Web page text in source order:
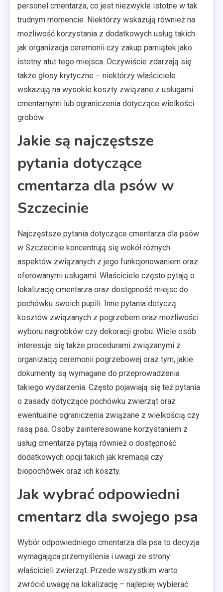
personel cmentarza, co jest niezwykle istotne w tak
trudnym momencie. Niektórzy wskazują również na
możliwość korzystania z dodatkowych usług takich
jak organizacja ceremonii czy zakup pamiątek jako
istotny atut tego miejsca. Oczywiście zdarzają się
także głosy krytyczne – niektórzy właściciele
wskazują na wysokie koszty związane z usługami
cmentarnymi lub ograniczenia dotyczące wielkości
grobów.
Jakie są najczęstsze
pytania dotyczące
cmentarza dla psów w
Szczecinie
Najczęstsze pytania dotyczące cmentarza dla psów
w Szczecinie koncentrują się wokół różnych
aspektów związanych z jego funkcjonowaniem oraz
oferowanymi usługami. Właściciele często pytają o
lokalizację cmentarza oraz dostępność miejsc do
pochówku swoich pupili. Inne pytania dotyczą
kosztów związanych z pogrzebem oraz możliwości
wyboru nagrobków czy dekoracji grobu. Wiele osób
interesuje się także procedurami związanymi z
organizacją ceremonii pogrzebowej oraz tym, jakie
dokumenty są wymagane do przeprowadzenia
takiego wydarzenia. Często pojawiają się też pytania
o zasady dotyczące pochówku zwierząt oraz
ewentualne ograniczenia związane z wielkością czy
rasą psa. Osoby zainteresowane korzystaniem z
usług cmentarza pytają również o dostępność
dodatkowych opcji takich jak kremacja czy
biopochówek oraz ich koszty.
Jak wybrać odpowiedni
cmentarz dla swojego psa
Wybór odpowiedniego cmentarza dla psa to decyzja
wymagająca przemyślenia i uwagi ze strony
właścicieli zwierząt. Przede wszystkim warto
zwrócić uwagę na lokalizację – najlepiej wybierać